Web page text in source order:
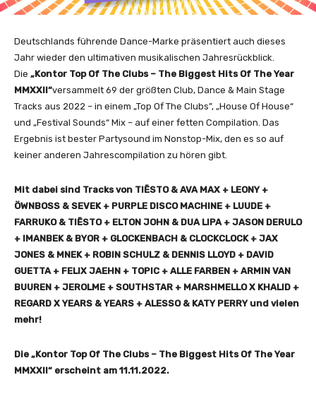
Deutschlands führende Dance-Marke präsentiert auch dieses
Jahr wieder den ultimativen musikalischen Jahresrückblick.
Die „Kontor Top Of The Clubs – The Biggest Hits Of The Year
MMXXII“versammelt 69 der größten Club, Dance & Main Stage
Tracks aus 2022 – in einem „Top Of The Clubs”, „House Of House“
und „Festival Sounds“ Mix – auf einer fetten Compilation. Das
Ergebnis ist bester Partysound im Nonstop-Mix, den es so auf
keiner anderen Jahrescompilation zu hören gibt.
Mit dabei sind Tracks von TIËSTO & AVA MAX + LEONY +
ÖWNBOSS & SEVEK + PURPLE DISCO MACHINE + LUUDE +
FARRUKO & TIËSTO + ELTON JOHN & DUA LIPA + JASON DERULO
+ IMANBEK & BYOR + GLOCKENBACH & CLOCKCLOCK + JAX
JONES & MNEK + ROBIN SCHULZ & DENNIS LLOYD + DAVID
GUETTA + FELIX JAEHN + TOPIC + ALLE FARBEN + ARMIN VAN
BUUREN + JEROLME + SOUTHSTAR + MARSHMELLO X KHALID +
REGARD X YEARS & YEARS + ALESSO & KATY PERRY und vielen
mehr!
Die „Kontor Top Of The Clubs – The Biggest Hits Of The Year
MMXXII“ erscheint am 11.11.2022.